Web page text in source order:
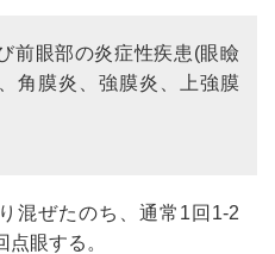
前眼部の炎症性疾患(眼瞼
角膜炎、強膜炎、上強膜
混ぜたのち、通常1回1-2
点眼する。